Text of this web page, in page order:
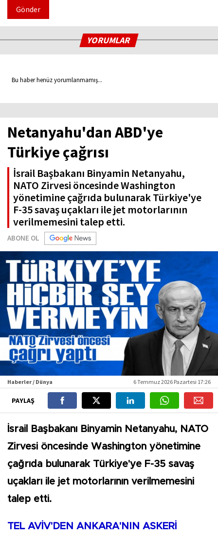
Gönder
YORUMLAR
Bu haber henüz yorumlanmamış...
Netanyahu'dan ABD'ye
Türkiye çağrısı
İsrail Başbakanı Binyamin Netanyahu,
NATO Zirvesi öncesinde Washington
yönetimine çağrıda bulunarak Türkiye'ye
F-35 savaş uçakları ile jet motorlarının
verilmemesini talep etti.
ABONE OL
Haberler / Dünya 6 Temmuz 2026 Pazartesi 17:26
PAYLAŞ
İsrail Başbakanı Binyamin Netanyahu, NATO
Zirvesi öncesinde Washington yönetimine
çağrıda bulunarak Türkiye'ye F-35 savaş
uçakları ile jet motorlarının verilmemesini
talep etti.
TEL AVİV'DEN ANKARA'NIN ASKERİ